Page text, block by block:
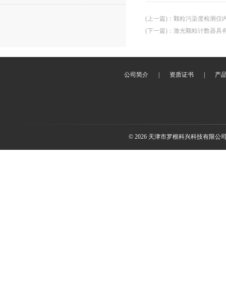
(上一篇) ： 颗粒污染度检测仪
(下一篇) ： 激光颗粒计数器具
公司简介 资质证书 产
© 2026 天津市罗根科兴科技有限公